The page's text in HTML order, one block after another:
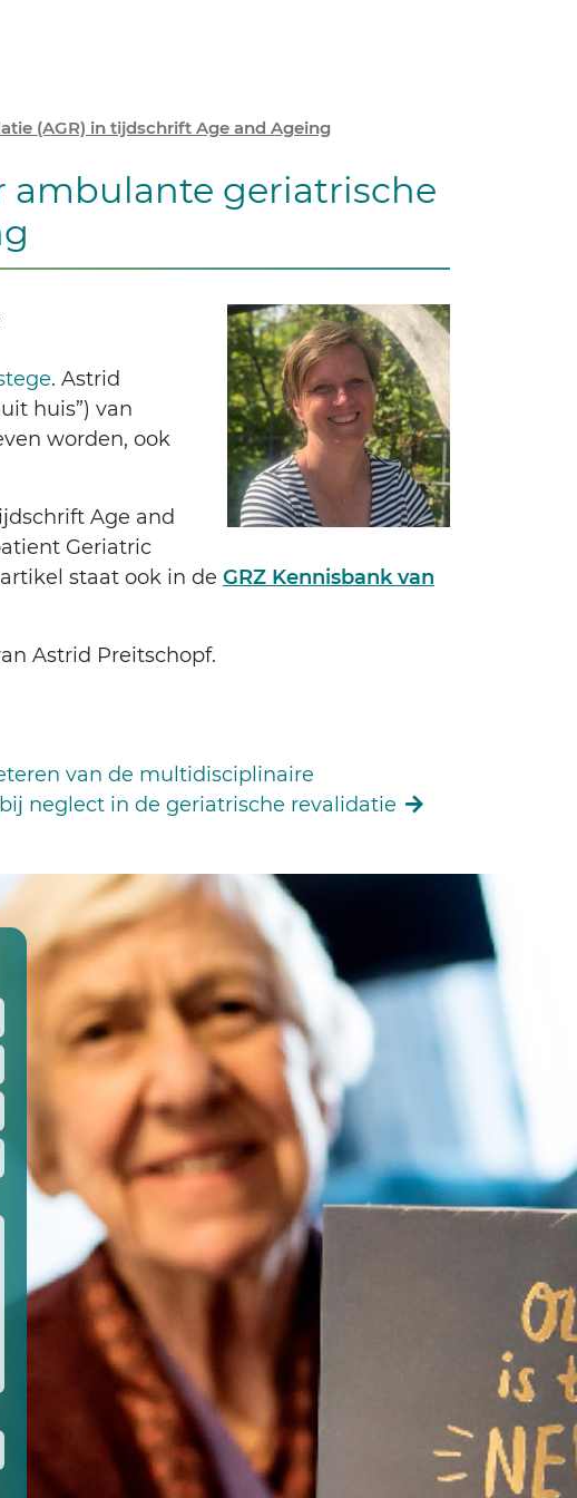
(AGR) in tijdschrift Age and Ageing
ambulante geriatrische
. Astrid
huis”) van
worden, ook
Age and
Geriatric
staat ook in de GRZ Kennisbank van
Astrid Preitschopf.
van de multidisciplinaire
neglect in de geriatrische revalidatie